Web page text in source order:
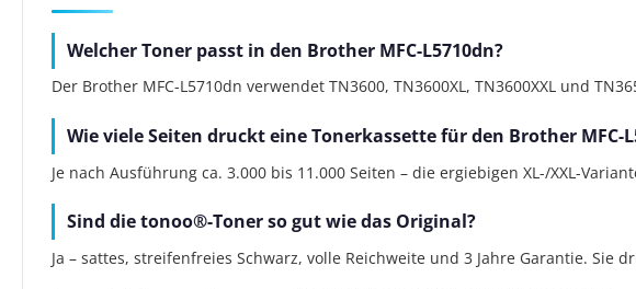
Welcher Toner passt in den Brother MFC-L5710dn?
Der Brother MFC-L5710dn verwendet TN3600, TN3600XL, TN3600XXL und
Wie viele Seiten druckt eine Tonerkassette für den Brother MFC-
Je nach Ausführung ca. 3.000 bis 11.000 Seiten – die ergiebigen XL-/XXL-
Sind die tonoo®-Toner so gut wie das Original?
Ja – sattes, streifenfreies Schwarz, volle Reichweite und 3 Jahre Garantie.